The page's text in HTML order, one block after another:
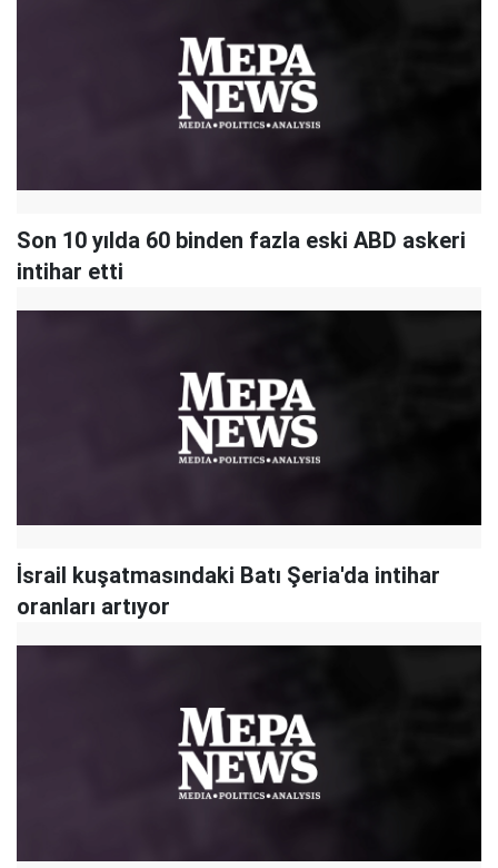
Son 10 yılda 60 binden fazla eski ABD askeri
intihar etti
İsrail kuşatmasındaki Batı Şeria'da intihar
oranları artıyor